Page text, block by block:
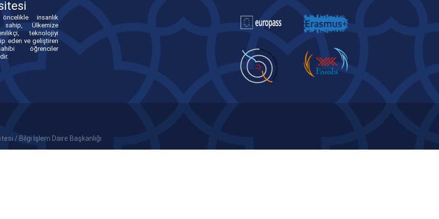
insanlık
sahip, Ülkemize
teknolojiyi
eden ve geliştiren
öğrenciler
/ Bilgi İşlem Daire Başkanlığı